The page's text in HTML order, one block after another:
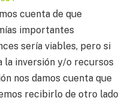
cuenta de que
importantes
sería viables, pero si
la inversión y/o recursos
nos damos cuenta que
recibirlo de otro lado